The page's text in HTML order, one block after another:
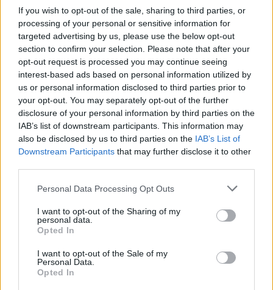
If you wish to opt-out of the sale, sharing to third parties, or
processing of your personal or sensitive information for
targeted advertising by us, please use the below opt-out
section to confirm your selection. Please note that after your
opt-out request is processed you may continue seeing
interest-based ads based on personal information utilized by
us or personal information disclosed to third parties prior to
your opt-out. You may separately opt-out of the further
disclosure of your personal information by third parties on the
IAB’s list of downstream participants. This information may
also be disclosed by us to third parties on the IAB’s List of
Downstream Participants that may further disclose it to other
Personal Data Processing Opt Outs
I want to opt-out of the Sharing of my
personal data.
Opted In
I want to opt-out of the Sale of my
Personal Data.
Opted In
2004. október 15. 08:30
USA: NAGYOBB ESÉS AZ OLAJ ÉS VÁLLALATI HÍREK
MIATT - a fontosabb részvényindexek határozott eséssel
zárták az átlagosnál jóval nagyobb forgalmú napot az
USA-ban - a számos negatív tényező közül kiemelhető a
kőolaj árának újabb csúcsa, a vártnál gyengébb
makroadatok (heti kérelmek, külkereskedelmi hiány),
valamint néhány gyenge negyedéves jelentés ...
KEDVES OLVASÓNK!
A keresett cikk a portfolio.hu hírarchívumához
regisztrációhoz kötött.
Portfolio.hu teljes cikkarchívum
Kötéslisták: BÉT elmúlt 2 év napon belüli